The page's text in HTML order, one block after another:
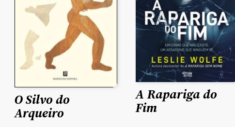
O Silvo do
Arqueiro
A Rapariga do
Fim